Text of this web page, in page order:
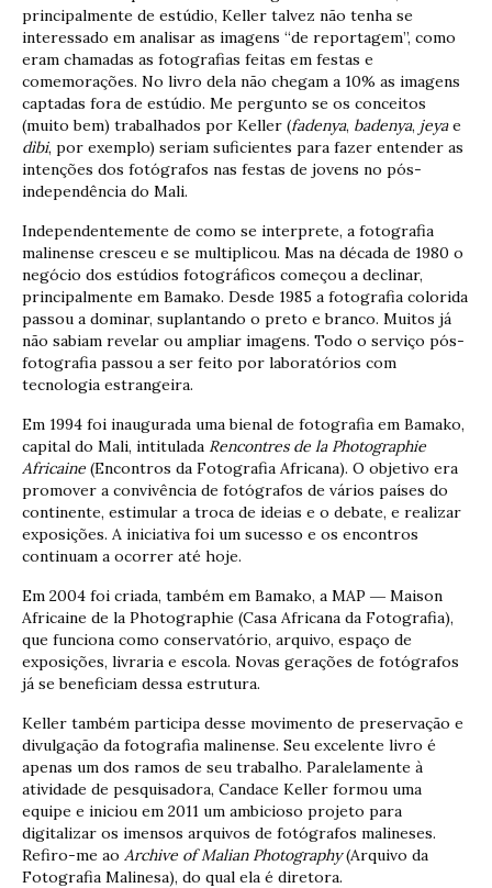
principalmente de estúdio, Keller talvez não tenha se
interessado em analisar as imagens “de reportagem”, como
eram chamadas as fotografias feitas em festas e
comemorações. No livro dela não chegam a 10% as imagens
captadas fora de estúdio. Me pergunto se os conceitos
(muito bem) trabalhados por Keller (fadenya, badenya, jeyae
dìbi, por exemplo) seriam suficientes para fazer entender as
intenções dos fotógrafos nas festas de jovens no pós-
independência do Mali.
Independentemente de como se interprete, a fotografia
malinense cresceu e se multiplicou. Mas na década de 1980 o
negócio dos estúdios fotográficos começou a declinar,
principalmente em Bamako. Desde 1985 a fotografia colorida
passou a dominar, suplantando o preto e branco. Muitos já
não sabiam revelar ou ampliar imagens. Todo o serviço pós-
fotografia passou a ser feito por laboratórios com
tecnologia estrangeira.
Em 1994 foi inaugurada uma bienal de fotografia em Bamako,
capital do Mali, intitulada Rencontres de la Photographie
Africaine (Encontros da Fotografia Africana). O objetivo era
promover a convivência de fotógrafos de vários países do
continente, estimular a troca de ideias e o debate, e realizar
exposições. A iniciativa foi um sucesso e os encontros
continuam a ocorrer até hoje.
Em 2004 foi criada, também em Bamako, a MAP ― Maison
Africaine de la Photographie (Casa Africana da Fotografia),
que funciona como conservatório, arquivo, espaço de
exposições, livraria e escola. Novas gerações de fotógrafos
já se beneficiam dessa estrutura.
Keller também participa desse movimento de preservação e
divulgação da fotografia malinense. Seu excelente livro é
apenas um dos ramos de seu trabalho. Paralelamente à
atividade de pesquisadora, Candace Keller formou uma
equipe e iniciou em 2011 um ambicioso projeto para
digitalizar os imensos arquivos de fotógrafos malineses.
Refiro-me ao Archive of Malian Photography(Arquivo da
Fotografia Malinesa), do qual ela é diretora.